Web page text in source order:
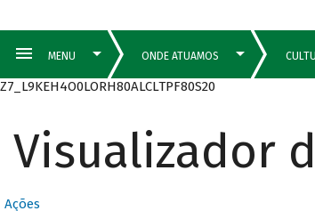
Z7_L9KEH4O0LORH80ALCLTPF80S20
Visualizador
Ações